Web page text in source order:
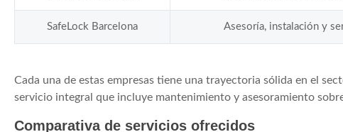
SafeLock Barcelona Asesoría, instalación y
Cada una de estas empresas tiene una trayectoria sólida en el
servicio integral que incluye mantenimiento y asesoramiento
Comparativa de servicios ofrecidos